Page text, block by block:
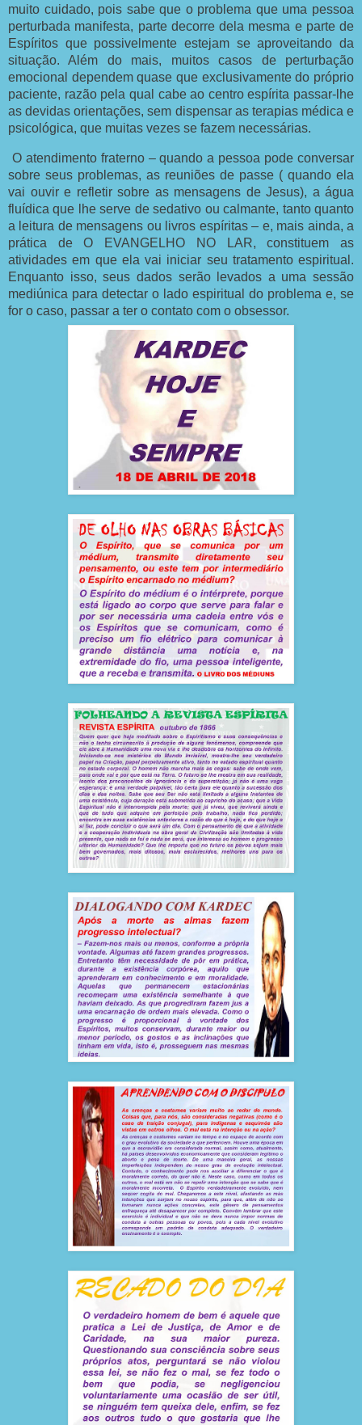
muito cuidado, pois sabe que o problema que uma pessoa
perturbada manifesta, parte decorre dela mesma e parte de
Espíritos que possivelmente estejam se aproveitando da
situação. Além do mais, muitos casos de perturbação
emocional dependem quase que exclusivamente do próprio
paciente, razão pela qual cabe ao centro espírita passar-lhe
as devidas orientações, sem dispensar as terapias médica e
psicológica, que muitas vezes se fazem necessárias.
O atendimento fraterno – quando a pessoa pode conversar
sobre seus problemas, as reuniões de passe ( quando ela
vai ouvir e refletir sobre as mensagens de Jesus), a água
fluídica que lhe serve de sedativo ou calmante, tanto quanto
a leitura de mensagens ou livros espíritas – e, mais ainda, a
prática de O EVANGELHO NO LAR, constituem as
atividades em que ela vai iniciar seu tratamento espiritual.
Enquanto isso, seus dados serão levados a uma sessão
mediúnica para detectar o lado espiritual do problema e, se
for o caso, passar a ter o contato com o obsessor.